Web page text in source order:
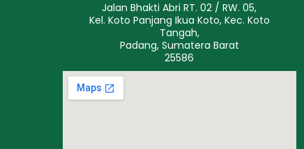
Jalan Bhakti Abri RT. 02 / RW. 05,
Kel. Koto Panjang Ikua Koto, Kec. Koto
Tangah,
Padang, Sumatera Barat
25586